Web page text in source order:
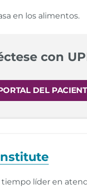
en los alimentos.
con
DEL
líder en